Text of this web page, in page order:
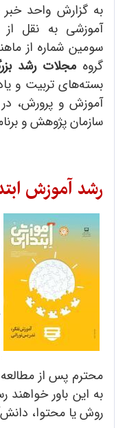
به گزارش واحد خبر
آموزشی به نقل
سومین شماره از
گروه مجلات رشد
بسته‌‌های تربیت و
سازمان پژوهش و
رشد آموزش
محترم پس از
به این باور خواهند
روش یا محتوا،